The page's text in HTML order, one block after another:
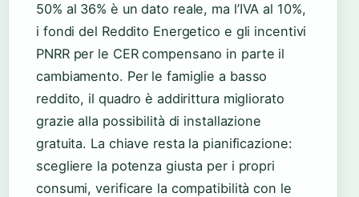
50% al 36% è un dato reale, ma l’IVA al 10%,
i fondi del Reddito Energetico e gli incentivi
PNRR per le CER compensano in parte il
cambiamento. Per le famiglie a basso
reddito, il quadro è addirittura migliorato
grazie alla possibilità di installazione
gratuita. La chiave resta la pianificazione:
scegliere la potenza giusta per i propri
consumi, verificare la compatibilità con le